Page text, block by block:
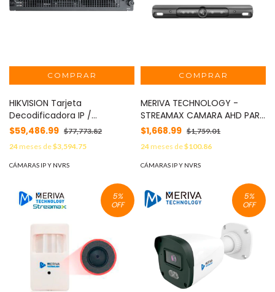
HIKVISION Tarjeta
Decodificadora IP /
Compatible con Controlador
DS-C30S MOD: DS-C30S-
DEC(V2)
$59,486.99 $77,773.82
24meses de$3,594.75
CÁMARAS IP Y NVRS
MERIVA TECHNOLOGY -
STREAMAX CAMARA AHD PARA
PLACA MERIVA STREAMAX
MC38 / 2 MP 1080P /
CONECTOR DIN 4 PINES /
COMPATIBLE CON MDVR´S
MC38
$1,668.99 $1,759.01
24meses de$100.86
CÁMARAS IP Y NVRS
5%
OFF
5%
OFF